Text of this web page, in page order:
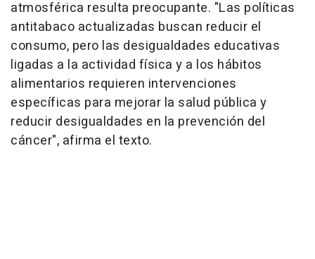
atmosférica resulta preocupante. "Las políticas
antitabaco actualizadas buscan reducir el
consumo, pero las desigualdades educativas
ligadas a la actividad física y a los hábitos
alimentarios requieren intervenciones
específicas para mejorar la salud pública y
reducir desigualdades en la prevención del
cáncer", afirma el texto.